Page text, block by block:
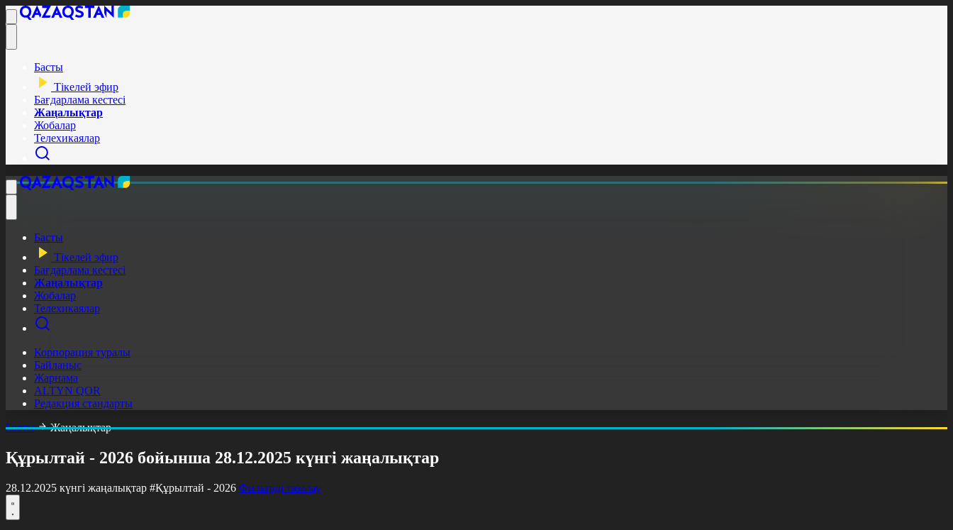
Басты
Тікелей эфир
Бағдарлама кестесі
Жаңалықтар
Жобалар
Телехикаялар
Басты
Тікелей эфир
Бағдарлама кестесі
Жаңалықтар
Жобалар
Телехикаялар
Корпорация туралы
Байланыс
Жарнама
ALTYN QOR
Редакция стандарты
Басты
Жаңалықтар
Құрылтай - 2026 бойынша 28.12.2025 күнгі жаңалықтар
28.12.2025 күнгі жаңалықтар #Құрылтай - 2026 Фильтрді тазалау